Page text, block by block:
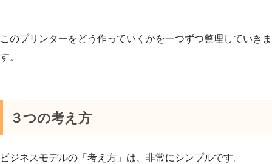
このプリンターをどう作っていくかを一つずつ整理していきま
す。
３つの考え方
ビジネスモデルの「考え方」は、非常にシンプルです。